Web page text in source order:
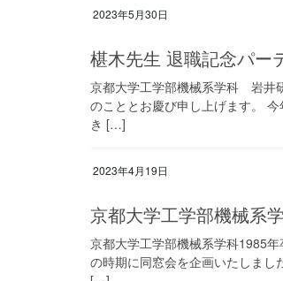
2023年5月30日
椹木先生 退職記念パ
京都大学工学部機械系学科 岩井
のこととお慶び申し上げます。
き […]
2023年4月19日
京都大学工学部機械
京都大学工学部機械系学科1985
の時期に同窓会を企画いたしまし